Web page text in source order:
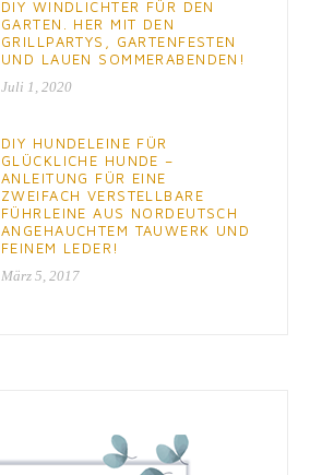
DIY WINDLICHTER FÜR DEN
GARTEN. HER MIT DEN
GRILLPARTYS, GARTENFESTEN
UND LAUEN SOMMERABENDEN!
Juli 1, 2020
DIY HUNDELEINE FÜR
GLÜCKLICHE HUNDE –
ANLEITUNG FÜR EINE
ZWEIFACH VERSTELLBARE
FÜHRLEINE AUS NORDEUTSCH
ANGEHAUCHTEM TAUWERK UND
FEINEM LEDER!
März 5, 2017